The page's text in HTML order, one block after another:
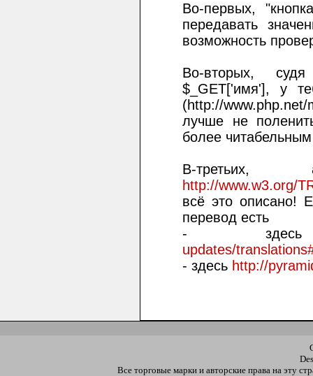
Во-первых,
передавать
возможность
Во-вторых,
$_GET['имя'], у
(http://
лучше не
более
В-
http://www.w3.org/
всё это описано!
перевод есть
-
updates/
- здесь http://
Все торговые марки и авторские права на эту